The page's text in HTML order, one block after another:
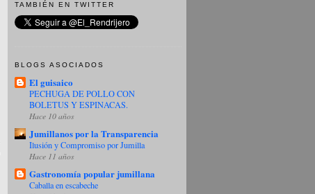
TAMBIÉN EN TWITTER
BLOGS ASOCIADOS
El guisaico
PECHUGA DE POLLO CON
BOLETUS Y ESPINACAS.
Hace 10 años
Jumillanos por la Transparencia
Ilusión y Compromiso por Jumilla
Hace 11 años
Gastronomía popular jumillana
Caballa en escabeche